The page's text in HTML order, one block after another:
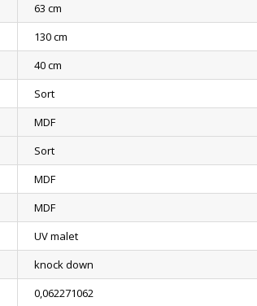
63 cm
130 cm
40 cm
Sort
MDF
Sort
MDF
MDF
UV malet
knock down
0,062271062